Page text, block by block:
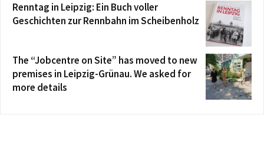
Renntag in Leipzig: Ein Buch voller
Geschichten zur Rennbahn im Scheibenholz
The “Jobcentre on Site” has moved to new
premises in Leipzig-Grünau. We asked for
more details